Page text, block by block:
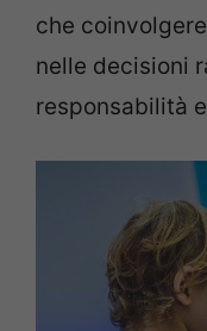
che
nelle decisioni
responsabilità